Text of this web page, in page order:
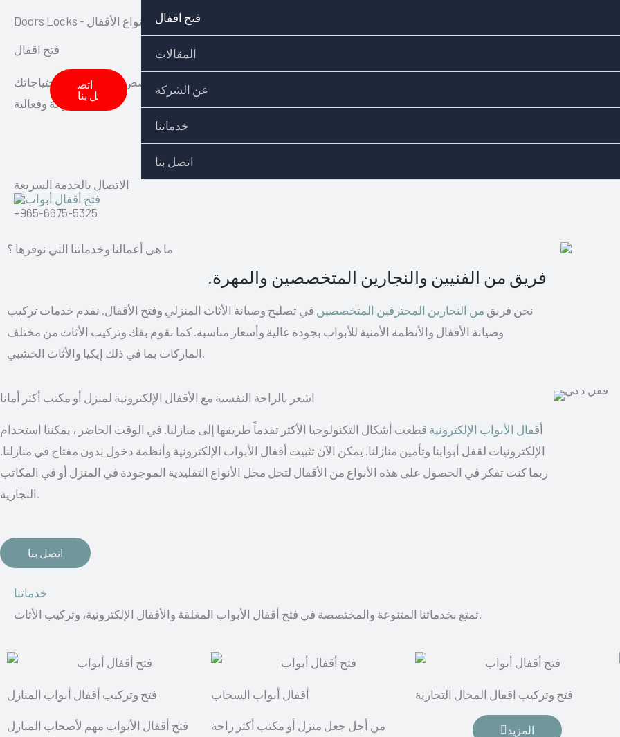
content
اتص
ل بنا
فتح اقفال
المقالات
عن الشركة
خدماتنا
اتصل بنا
Doors Locks - اختيارك المناسب لفتح وتركيب جميع أنواع الأقفال
فتح اقفال
مستوى من الدقة والمهارة. سواء كنت تحتاج إلى فتح باب مغلق أو تركيب قفل جديد، فإن فريقنا المتخصص سيقوم بتلبية احتياجاتك
بسرعة وفعالية
اتصل بنا
الاتصال بالخدمة السريعة
+965-6675-5325
ما هى أعمالنا وخدماتنا التي نوفرها ؟
فريق من الفنيين والنجارين المتخصصين والمهرة.
نحن فريق من النجارين المحترفين المتخصصين في تصليح وصيانة الأثاث المنزلي وفتح الأقفال. نقدم خدمات تركيب
وصيانة الأقفال والأنظمة الأمنية للأبواب بجودة عالية وأسعار مناسبة. كما نقوم بفك وتركيب الأثاث من مختلف
الماركات بما في ذلك إيكيا والأثاث الخشبي.
اشعر بالراحة النفسية مع الأقفال الإلكترونية لمنزل أو مكتب أكثر أمانا
أقفال الأبواب الإلكترونية قطعت أشكال التكنولوجيا الأكثر تقدماً طريقها إلى منازلنا. في الوقت الحاضر ، يمكننا استخدام
الإلكترونيات لقفل أبوابنا وتأمين منازلنا. يمكن الآن تثبيت أقفال الأبواب الإلكترونية وأنظمة دخول بدون مفتاح في منازلنا.
ربما كنت تفكر في الحصول على هذه الأنواع من الأقفال لتحل محل الأنواع التقليدية الموجودة في المنزل أو في المكاتب
التجارية.
اتصل بنا
خدماتنا
فتح وتركيب أقفال أبواب المنازل
فتح أقفال الأبواب مهم لأصحاب المنازل
أقفال أبواب السحاب
من أجل جعل منزل أو مكتب أكثر راحة
فتح وتركيب اقفال المحال التجارية
المزيد